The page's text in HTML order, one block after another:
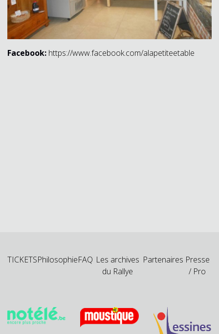
Facebook: https://www.facebook.com/alapetiteetable
TICKETSPhilosophieFAQ Les archives
du Rallye
Partenaires Presse
/ Pro